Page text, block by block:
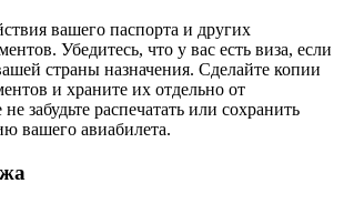
вашего паспорта и других
Убедитесь, что у вас есть виза, если
страны назначения. Сделайте копии
и храните их отдельно от
забудьте распечатать или сохранить
вашего авиабилета.